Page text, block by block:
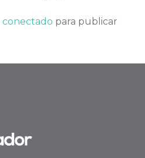
conectado para publicar